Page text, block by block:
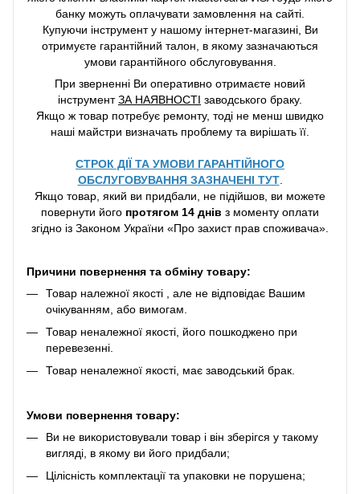
банку можуть оплачувати замовлення на сайті.
Купуючи інструмент у нашому інтернет-магазині, Ви
отримуєте гарантійний талон, в якому зазначаються
умови гарантійного обслуговування.
При зверненні Ви оперативно отримаєте новий
інструментЗА НАЯВНОСТІ заводського браку.
Якщо ж товар потребує ремонту, тоді не менш швидко
наші майстри визначать проблему та вирішать її.
СТРОК ДІЇ ТА УМОВИ ГАРАНТІЙНОГО
ОБСЛУГОВУВАННЯ ЗАЗНАЧЕНІ ТУТ.
Якщо товар, який ви придбали, не підійшов, ви можете
повернути його протягом 14 днів з моменту оплати
згідно із Законом України «Про захист прав споживача».
Причини повернення та обміну товару:
Товар належної якості , але не відповідає Вашим
очікуванням, або вимогам.
Товар неналежної якості, його пошкоджено при
перевезенні.
Товар неналежної якості, має заводський брак.
Умови повернення товару:
Ви не використовували товар і він зберігся у такому
вигляді, в якому ви його придбали;
Цілісність комплектації та упаковки не порушена;